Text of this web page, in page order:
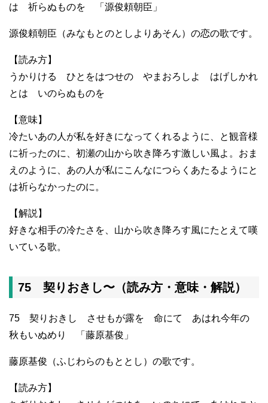
は 祈らぬものを 「源俊頼朝臣」
源俊頼朝臣（みなもとのとしよりあそん）の恋の歌です。
【読み方】
うかりける ひとをはつせの やまおろしよ はげしかれ
とは いのらぬものを
【意味】
冷たいあの人が私を好きになってくれるように、と観音様
に祈ったのに、初瀬の山から吹き降ろす激しい風よ。おま
えのように、あの人が私にこんなにつらくあたるようにと
は祈らなかったのに。
【解説】
好きな相手の冷たさを、山から吹き降ろす風にたとえて嘆
いている歌。
75 契りおきし〜（読み方・意味・解説）
75 契りおきし させもが露を 命にて あはれ今年の
秋もいぬめり 「藤原基俊」
藤原基俊（ふじわらのもととし）の歌です。
【読み方】